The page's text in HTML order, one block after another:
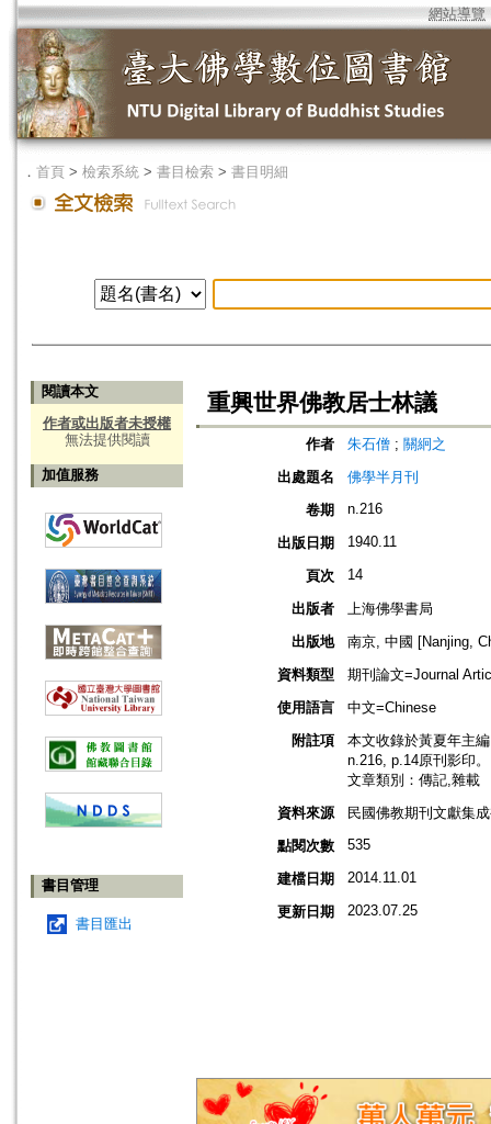
網站導覽
． 首頁 > 檢索系統 > 書目檢索 > 書目明細
閱讀本文
作者或出版者未授權
無法提供閱讀
加值服務
書目管理
書目匯出
重興世界佛教居士林議
作者 朱石僧 ; 關絅之
出處題名
佛學半月刊
卷期
n.216
出版日期 1940.11
頁次 14
出版者
上海佛學書局
出版地
南京, 中國 [Nanjing,
資料類型
期刊論文=Journal
使用語言
中文=Chinese
附註項
本文收錄於黃夏年主
n.216, p.14原刊影印。
文章類別：傳記,雜載
資料來源
民國佛教期刊文獻集
點閱次數
535
建檔日期 2014.11.01
更新日期 2023.07.25